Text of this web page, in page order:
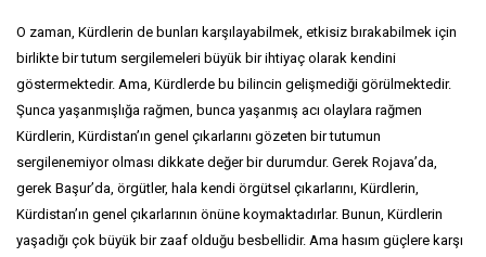
O zaman, Kürdlerin de bunları karşılayabilmek, etkisiz bırakabilmek için
birlikte bir tutum sergilemeleri büyük bir ihtiyaç olarak kendini
göstermektedir. Ama, Kürdlerde bu bilincin gelişmediği görülmektedir.
Şunca yaşanmışlığa rağmen, bunca yaşanmış acı olaylara rağmen
Kürdlerin, Kürdistan’ın genel çıkarlarını gözeten bir tutumun
sergilenemiyor olması dikkate değer bir durumdur. Gerek Rojava’da,
gerek Başur’da, örgütler, hala kendi örgütsel çıkarlarını, Kürdlerin,
Kürdistan’ın genel çıkarlarının önüne koymaktadırlar. Bunun, Kürdlerin
yaşadığı çok büyük bir zaaf olduğu besbellidir. Ama hasım güçlere karşı